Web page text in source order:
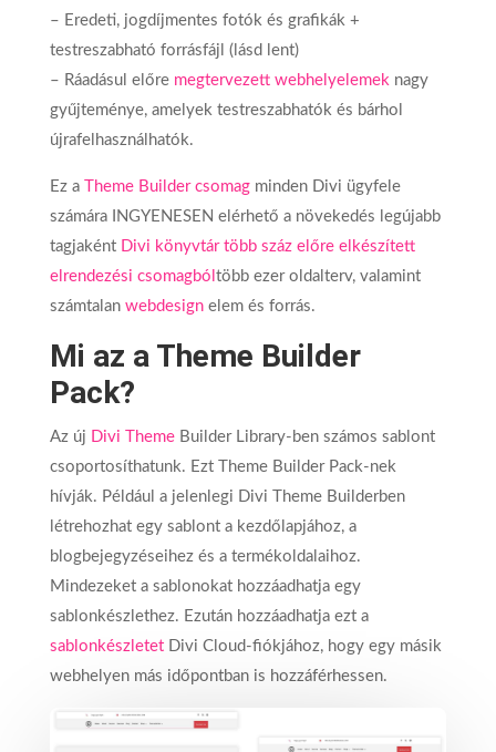
– Eredeti, jogdíjmentes fotók és grafikák +
testreszabható forrásfájl (lásd lent)
– Ráadásul előre megtervezett webhelyelemek nagy
gyűjteménye, amelyek testreszabhatók és bárhol
újrafelhasználhatók.
Ez a Theme Builder csomagminden Divi ügyfele
számára INGYENESEN elérhető a növekedés legújabb
tagjaként Divi könyvtár több száz előre elkészített
elrendezési csomagból több ezer oldalterv, valamint
számtalan webdesignelem és forrás.
Mi az a Theme Builder
Pack?
Az új Divi ThemeBuilder Library-ben számos sablont
csoportosíthatunk. Ezt Theme Builder Pack-nek
hívják. Például a jelenlegi Divi Theme Builderben
létrehozhat egy sablont a kezdőlapjához, a
blogbejegyzéseihez és a termékoldalaihoz.
Mindezeket a sablonokat hozzáadhatja egy
sablonkészlethez. Ezután hozzáadhatja ezt a
sablonkészletetDivi Cloud-fiókjához, hogy egy másik
webhelyen más időpontban is hozzáférhessen.